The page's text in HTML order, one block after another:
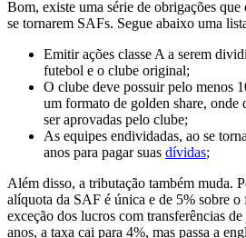
Bom, existe uma série de obrigações que
se tornarem SAFs. Segue abaixo uma
Emitir ações classe A a serem
futebol e o clube original;
O clube deve possuir pelo menos
um formato de golden share, onde
ser aprovadas pelo clube;
As equipes endividadas, ao se
anos para pagar suas dívidas;
Além disso, a tributação também muda.
alíquota da SAF é única e de 5% sobre
exceção dos lucros com transferências
anos, a taxa cai para 4%, mas passa a